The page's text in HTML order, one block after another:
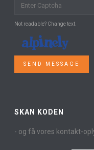
Not readable? Change text.
SEND MESSAGE
SKAN KODEN
- og få vores kontakt-